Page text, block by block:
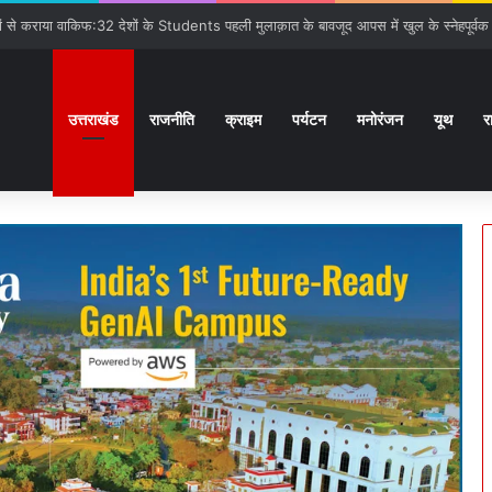
रेलवे स्टेशन पर रुकेगी अछनेरा-टनकपुर Express
उत्तराखंड राजनीति क्राइम पर्यटन मनोरंजन यूथ